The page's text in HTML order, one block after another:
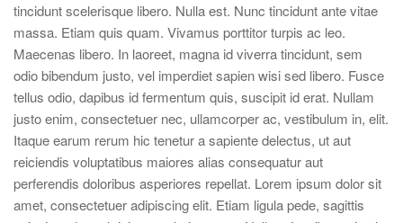
tincidunt scelerisque libero. Nulla est. Nunc tincidunt ante vitae
massa. Etiam quis quam. Vivamus porttitor turpis ac leo.
Maecenas libero. In laoreet, magna id viverra tincidunt, sem
odio bibendum justo, vel imperdiet sapien wisi sed libero. Fusce
tellus odio, dapibus id fermentum quis, suscipit id erat. Nullam
justo enim, consectetuer nec, ullamcorper ac, vestibulum in, elit.
Itaque earum rerum hic tenetur a sapiente delectus, ut aut
reiciendis voluptatibus maiores alias consequatur aut
perferendis doloribus asperiores repellat. Lorem ipsum dolor sit
amet, consectetuer adipiscing elit. Etiam ligula pede, sagittis